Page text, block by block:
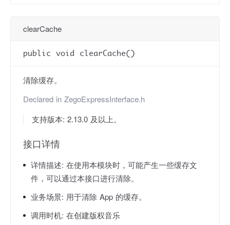
clearCache
public void clearCache()
清除缓存。
Declared in ZegoExpressInterface.h
支持版本: 2.13.0 及以上。
接口详情
详情描述: 在使用本模块时，可能产生一些缓存文
件，可以通过本接口进行清除。
业务场景: 用于清除 App 的缓存。
调用时机: 在创建版权音乐